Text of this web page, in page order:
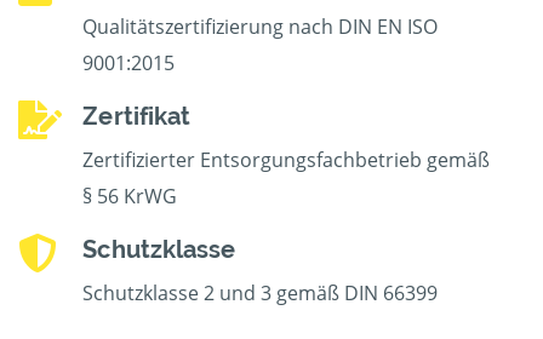
Qualitätszertifizierung nach DIN EN ISO
9001:2015
Zertifikat
Zertifizierter Entsorgungsfachbetrieb gemäß
§ 56 KrWG
Schutzklasse
Schutzklasse 2 und 3 gemäß DIN 66399